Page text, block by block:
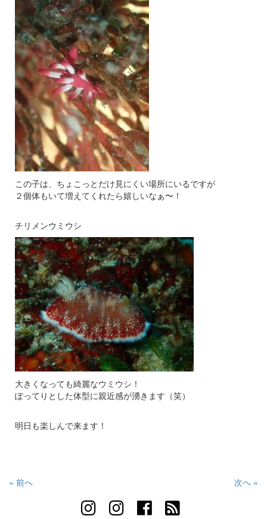
この子は、ちょこっとだけ見にくい場所にいるですが
２個体もいて増えてくれたら嬉しいなぁ〜！
チリメンウミウシ
大きくなっても綺麗なウミウシ！
ぽってりとした体型に親近感が湧きます（笑）
明日も楽しんで来ます！
« 前へ 次へ »